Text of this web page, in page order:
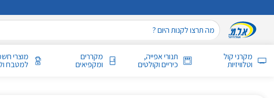
מקרני קול
וטלוויזיות
תנורי אפייה,
כיריים וקולטים
מקררים
ומקפיאים
מוצרי
למטבח